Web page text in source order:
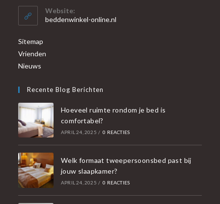
Website:
beddenwinkel-online.nl
Sitemap
Vrienden
Nieuws
Recente Blog Berichten
Hoeveel ruimte rondom je bed is
comfortabel?
APRIL 24, 2025 / 0 REACTIES
Welk formaat tweepersoonsbed past bij
jouw slaapkamer?
APRIL 24, 2025 / 0 REACTIES